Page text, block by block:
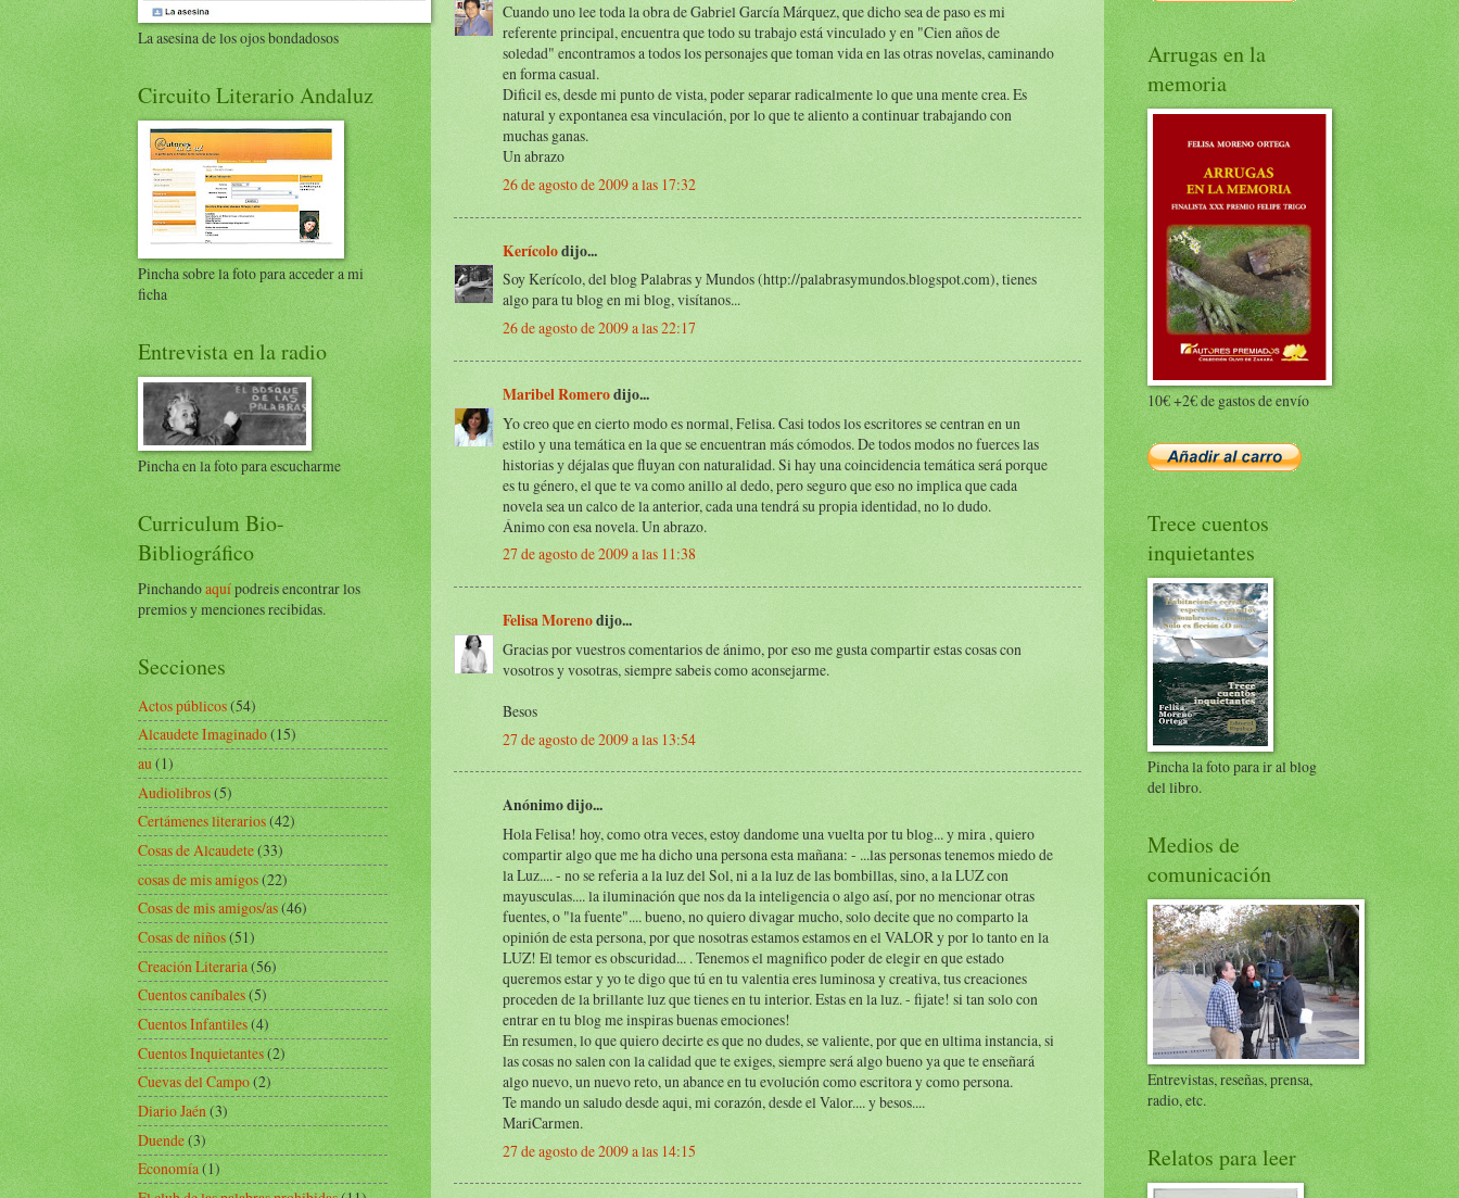
Cuando uno lee toda la obra de Gabriel García Márquez, que dicho sea de paso es mi
referente principal, encuentra que todo su trabajo está vinculado y en "Cien años de
soledad" encontramos a todos los personajes que toman vida en las otras novelas, caminando
en forma casual.
Dificil es, desde mi punto de vista, poder separar radicalmente lo que una mente crea. Es
natural y expontanea esa vinculación, por lo que te aliento a continuar trabajando con
muchas ganas.
Un abrazo
26 de agosto de 2009 a las 17:32
Kerícolodijo...
Soy Kerícolo, del blog Palabras y Mundos (http://palabrasymundos.blogspot.com), tienes
algo para tu blog en mi blog, visítanos...
26 de agosto de 2009 a las 22:17
Maribel Romerodijo...
Yo creo que en cierto modo es normal, Felisa. Casi todos los escritores se centran en un
estilo y una temática en la que se encuentran más cómodos. De todos modos no fuerces las
historias y déjalas que fluyan con naturalidad. Si hay una coincidencia temática será porque
es tu género, el que te va como anillo al dedo, pero seguro que eso no implica que cada
novela sea un calco de la anterior, cada una tendrá su propia identidad, no lo dudo.
Ánimo con esa novela. Un abrazo.
27 de agosto de 2009 a las 11:38
Felisa Morenodijo...
Gracias por vuestros comentarios de ánimo, por eso me gusta compartir estas cosas con
vosotros y vosotras, siempre sabeis como aconsejarme.
Besos
27 de agosto de 2009 a las 13:54
Anónimo dijo...
Hola Felisa! hoy, como otra veces, estoy dandome una vuelta por tu blog... y mira , quiero
compartir algo que me ha dicho una persona esta mañana: - ...las personas tenemos miedo de
la Luz.... - no se referia a la luz del Sol, ni a la luz de las bombillas, sino, a la LUZ con
mayusculas.... la iluminación que nos da la inteligencia o algo así, por no mencionar otras
fuentes, o "la fuente".... bueno, no quiero divagar mucho, solo decite que no comparto la
opinión de esta persona, por que nosotras estamos estamos en el VALOR y por lo tanto en la
LUZ! El temor es obscuridad... . Tenemos el magnifico poder de elegir en que estado
queremos estar y yo te digo que tú en tu valentia eres luminosa y creativa, tus creaciones
proceden de la brillante luz que tienes en tu interior. Estas en la luz. - fijate! si tan solo con
entrar en tu blog me inspiras buenas emociones!
En resumen, lo que quiero decirte es que no dudes, se valiente, por que en ultima instancia, si
las cosas no salen con la calidad que te exiges, siempre será algo bueno ya que te enseñará
algo nuevo, un nuevo reto, un abance en tu evolución como escritora y como persona.
Te mando un saludo desde aqui, mi corazón, desde el Valor.... y besos....
MariCarmen.
27 de agosto de 2009 a las 14:15
La asesina de los ojos bondadosos
Circuito Literario Andaluz
Pincha sobre la foto para acceder a mi
ficha
Entrevista en la radio
Pincha en la foto para escucharme
Curriculum Bio-
Bibliográfico
Pinchandoaquípodreis encontrar los
premios y menciones recibidas.
Secciones
Actos públicos(54)
Alcaudete Imaginado(15)
au(1)
Audiolibros(5)
Certámenes literarios(42)
Cosas de Alcaudete(33)
cosas de mis amigos(22)
Cosas de mis amigos/as(46)
Cosas de niños(51)
Creación Literaria(56)
Cuentos caníbales(5)
Cuentos Infantiles(4)
Cuentos Inquietantes(2)
Cuevas del Campo(2)
Diario Jaén(3)
Duende(3)
Economía(1)
Arrugas en la
memoria
10€ +2€ de gastos de envío
Trece cuentos
inquietantes
Pincha la foto para ir al blog
del libro.
Medios de
comunicación
Entrevistas, reseñas, prensa,
radio, etc.
Relatos para leer